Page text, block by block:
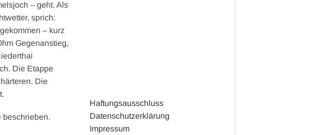
– geht. Als
sprich:
– kurz
Gegenanstieg,
Die Etappe
Die
beschrieben.
Haftungsausschluss
Datenschutzerklärung
Impressum